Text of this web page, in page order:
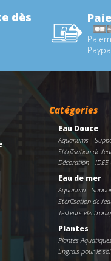
dès
Catégories
Eau Douce
Aquariums
Stérilisation de
Décoration
IDEE
Eau de mer
Aquarium
Stérilisation de
Testeurs
Plantes
Plantes
Engrais pour le sol